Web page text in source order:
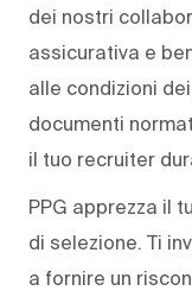
dei nostri
assicurativa e
alle condizioni
documenti
il tuo recruiter
PPG apprezza il
di selezione. Ti
a fornire un